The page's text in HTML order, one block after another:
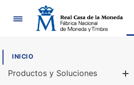
Navegación
INICIO
Productos y Soluciones